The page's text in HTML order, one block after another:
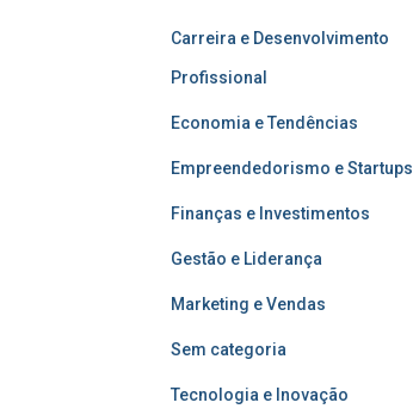
Carreira e Desenvolvimento
Profissional
Economia e Tendências
Empreendedorismo e Startups
Finanças e Investimentos
Gestão e Liderança
Marketing e Vendas
Sem categoria
Tecnologia e Inovação